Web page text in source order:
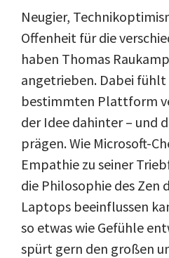
Tipps
Magazine
Über uns
Podcast
Mac Life+
Neugier,
Offenheit für die
haben Thomas
angetrieben. Dabei fühlt
bestimmten Plattform
der Idee dahinter – und
prägen. Wie Microsoft-
Empathie zu seiner
die Philosophie des Zen
Laptops beeinflussen
so etwas wie Gefühle
spürt gern den großen